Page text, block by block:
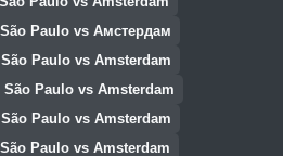
São Paulo vs Амстердам
São Paulo vs Amsterdam
São Paulo vs Amsterdam
São Paulo vs Amsterdam
Paulo vs Amsterdam